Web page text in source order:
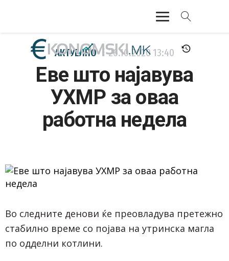
АКТУЕЛНО
ЕКОНОМИЈА
ФИНАНСИИ
БАНКАРСТВО
МОЗАИК
АКТУЕЛНО 26.10.2020 13:40
Еве што најавува
УХМР за оваа
работна недела
Во следните денови ќе преовладува претежно
стабилно време со појава на утринска магла
по одделни котлини.